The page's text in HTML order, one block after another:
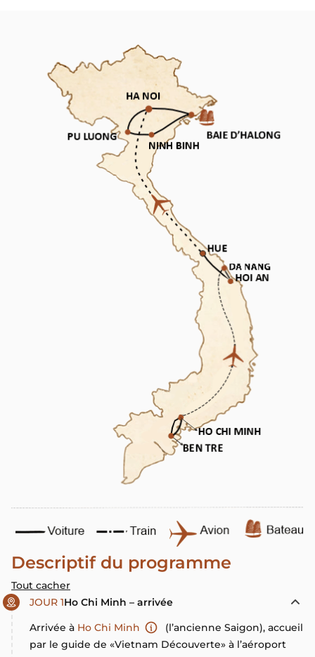
Descriptif du programme
Tout cacher
JOUR 1Ho Chi Minh – arrivée
Arrivée à Ho Chi Minh
(l’ancienne Saigon), accueil
par le guide de «Vietnam Découverte» à l’aéroport